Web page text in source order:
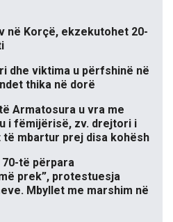
në Korçë, ekzekutohet 20-
dhe viktima u përfshinë në
thika në dorë
Armatosura u vra me
i fëmijërisë, zv. drejtori i
mbartur prej disa kohësh
të përpara
prek”, protestuesja
Mbyllet me marshim në